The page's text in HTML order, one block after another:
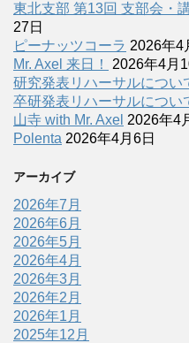
東北支部 第13回 支部会・
27日
ピーナッツコーラ 2026年4
Mr. Axel 来日！
2026年4月
研究発表リハーサルについ
卒研発表リハーサルについ
山寺 with Mr. Axel 2026年4
Polenta 2026年4月6日
アーカイブ
2026年7月
2026年6月
2026年5月
2026年4月
2026年3月
2026年2月
2026年1月
2025年12月